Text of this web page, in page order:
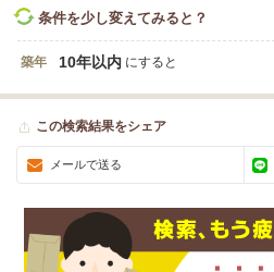
条件を少し変えてみると？
築年 10年以内 にすると
この検索結果をシェア
メールで送る